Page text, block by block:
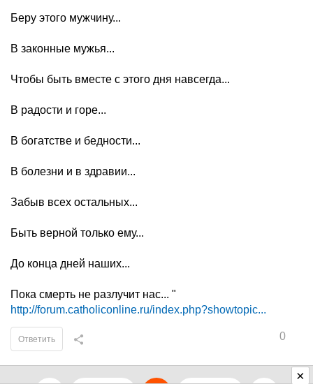
Беру этого мужчину...
В законные мужья...
Чтобы быть вместе с этого дня навсегда...
В радости и горе...
В богатстве и бедности...
В болезни и в здравии...
Забыв всех остальных...
Быть верной только ему...
До конца дней наших...
Пока смерть не разлучит нас... "
http://forum.catholiconline.ru/index.php?showtopic...
0
Ответить